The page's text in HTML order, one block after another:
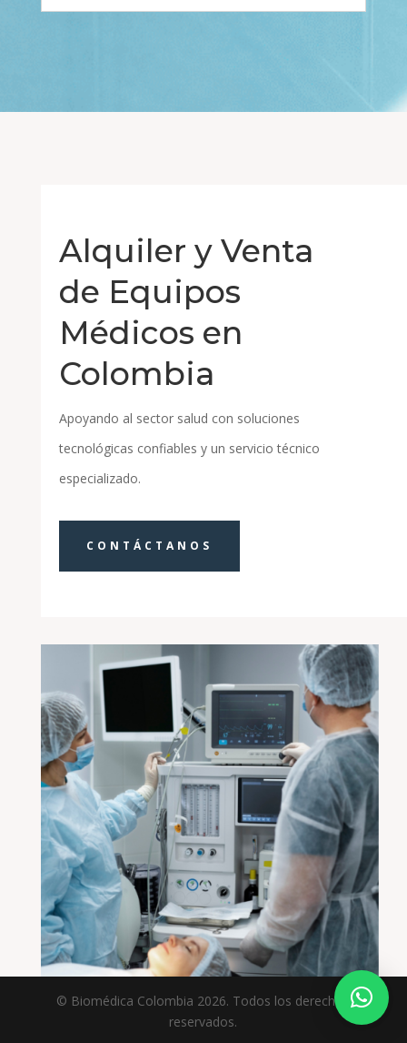
Alquiler y Venta
de Equipos
Médicos en
Colombia
Apoyando al sector salud con soluciones
tecnológicas confiables y un servicio técnico
especializado.
CONTÁCTANOS
© Biomédica Colombia 2026. Todos los derechos
reservados.